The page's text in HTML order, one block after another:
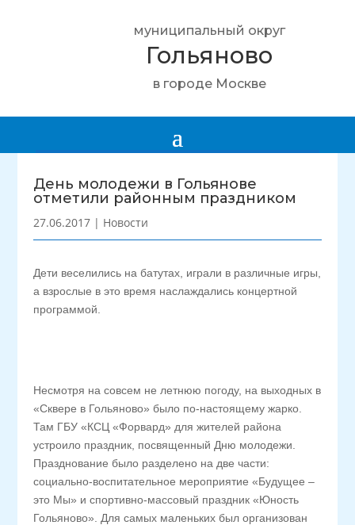
муниципальный округ
Гольяново
в городе Москве
День молодежи в Гольянове
отметили районным праздником
27.06.2017 | Новости
Дети веселились на батутах, играли в различные игры,
а взрослые в это время наслаждались концертной
программой.
Несмотря на совсем не летнюю погоду, на выходных в
«Сквере в Гольяново» было по-настоящему жарко.
Там ГБУ «КСЦ «Форвард» для жителей района
устроило праздник, посвященный Дню молодежи.
Празднование было разделено на две части:
социально-воспитательное мероприятие «Будущее –
это Мы» и спортивно-массовый праздник «Юность
Гольяново». Для самых маленьких был организован